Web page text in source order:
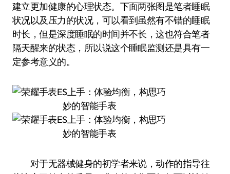
建立更加健康的心理状态。下面两张图是笔者睡眠
状况以及压力的状况，可以看到虽然有不错的睡眠
时长，但是深度睡眠的时间并不长，这也符合笔者
隔天醒来的状态，所以说这个睡眠监测还是具有一
定参考意义的。
对于无器械健身的初学者来说，动作的指导往